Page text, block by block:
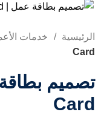
الرئيسية خدمات
Card
Card